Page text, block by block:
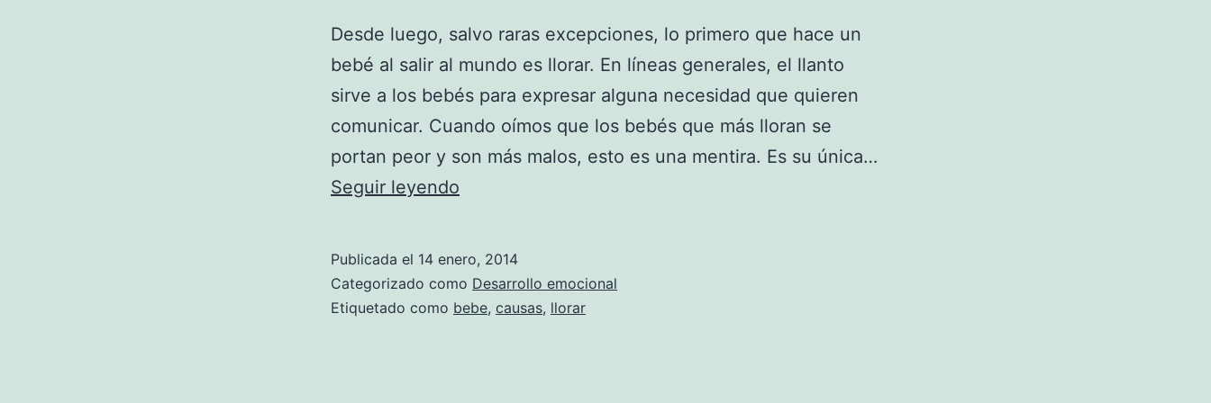
Desde luego, salvo raras excepciones, lo primero que hace un
bebé al salir al mundo es llorar. En líneas generales, el llanto
sirve a los bebés para expresar alguna necesidad que quieren
comunicar. Cuando oímos que los bebés que más lloran se
portan peor y son más malos, esto es una mentira. Es su única…
Seguir leyendo
los
bebés?
Publicada el 14 enero, 2014
Categorizado como Desarrollo emocional
Etiquetado como bebe, causas, llorar